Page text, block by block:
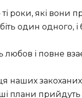
роки, які вони
один одного,
любов і повне
наших
плани прийдуть